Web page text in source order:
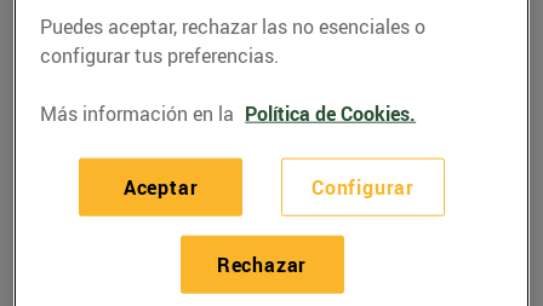
Teléfono Llamar
Horarios Esclatoil El Vendrell
Jueves
Puedes aceptar, rechazar las no esenciales o
configurar tus preferencias.
Más información en la Política de Cookies.
Configurar
Rechazar
Aceptar